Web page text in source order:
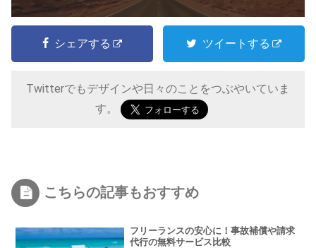
シェアする ツイートする
Twitterでもデザインや日々のことをつぶやいていま
す。
こちらの記事もおすすめ
フリーランスの安心に！事故補償や請求
代行の無料サービス比較